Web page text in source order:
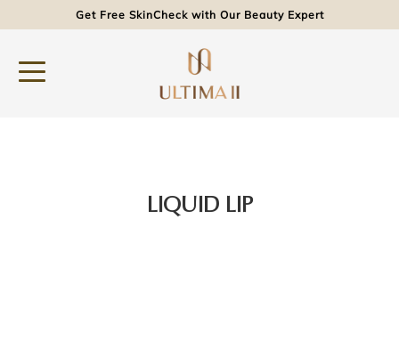
Get Free SkinCheck with Our Beauty Expert
LIQUID LIP